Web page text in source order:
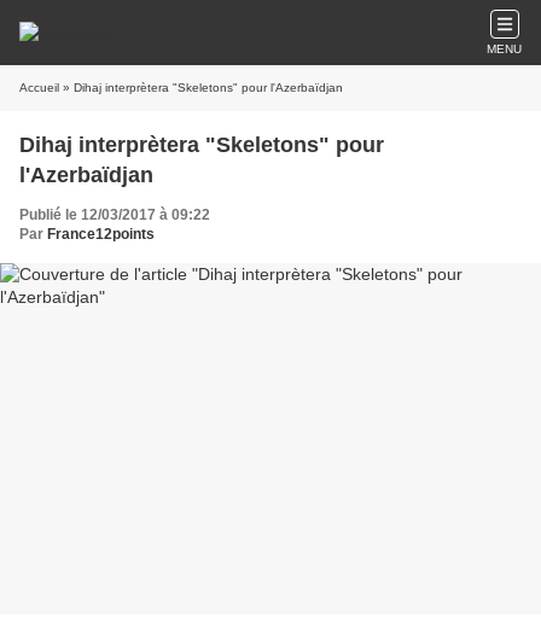
MENU
Accueil » Dihaj interprètera "Skeletons" pour l'Azerbaïdjan
Dihaj interprètera "Skeletons" pour
l'Azerbaïdjan
Publié le 12/03/2017 à 09:22
Par France12points